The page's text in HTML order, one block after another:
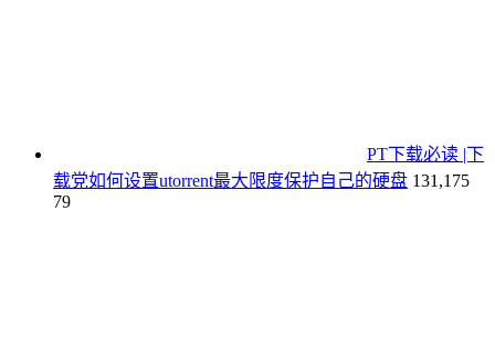
PT下载必读 |下
载党如何设置utorrent最大限度保护自己的硬盘 131,175
79